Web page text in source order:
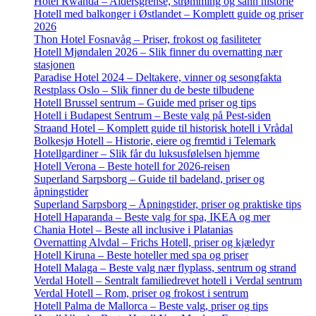
Hotell med balkonger i Østlandet – Komplett guide og priser
2026
Thon Hotel Fosnavåg – Priser, frokost og fasiliteter
Hotell Mjøndalen 2026 – Slik finner du overnatting nær
stasjonen
Paradise Hotel 2024 – Deltakere, vinner og sesongfakta
Restplass Oslo – Slik finner du de beste tilbudene
Hotell Brussel sentrum – Guide med priser og tips
Hotell i Budapest Sentrum – Beste valg på Pest-siden
Straand Hotel – Komplett guide til historisk hotell i Vrådal
Bolkesjø Hotell – Historie, eiere og fremtid i Telemark
Hotellgardiner – Slik får du luksusfølelsen hjemme
Hotell Verona – Beste hotell for 2026-reisen
Superland Sarpsborg – Guide til badeland, priser og
åpningstider
Superland Sarpsborg – Åpningstider, priser og praktiske tips
Hotell Haparanda – Beste valg for spa, IKEA og mer
Chania Hotel – Beste all inclusive i Platanias
Overnatting Alvdal – Frichs Hotell, priser og kjæledyr
Hotell Kiruna – Beste hoteller med spa og priser
Hotell Malaga – Beste valg nær flyplass, sentrum og strand
Verdal Hotell – Sentralt familiedrevet hotell i Verdal sentrum
Verdal Hotell – Rom, priser og frokost i sentrum
Hotell Palma de Mallorca – Beste valg, priser og tips